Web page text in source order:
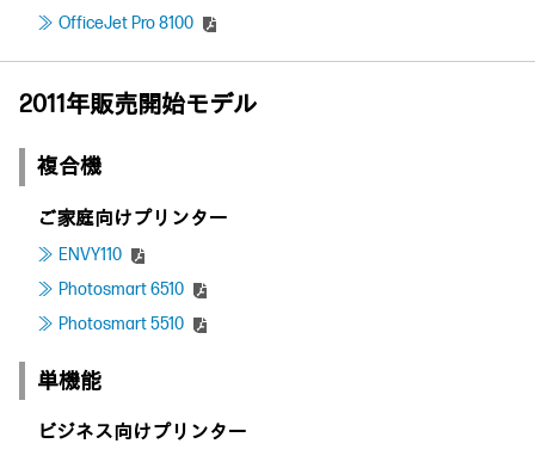
OfficeJet Pro 8100
2011年販売開始モデル
複合機
ご家庭向けプリンター
ENVY110
Photosmart 6510
Photosmart 5510
単機能
ビジネス向けプリンター